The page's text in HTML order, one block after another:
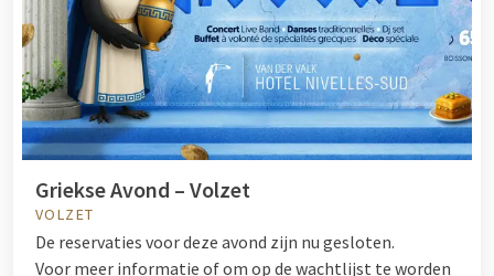
Griekse Avond – Volzet
VOLZET
De reservaties voor deze avond zijn nu gesloten.
Voor meer informatie of om op de wachtlijst te worden